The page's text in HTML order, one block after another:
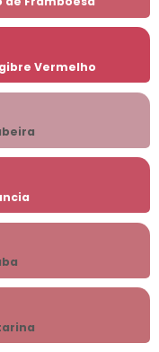
Vermelho